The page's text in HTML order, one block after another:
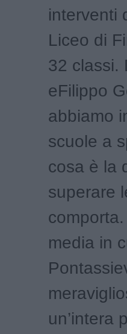
interventi
Liceo di
32 classi.
eFilippo
abbiamo
scuole a
cosa è la
superare
media in
un’intera